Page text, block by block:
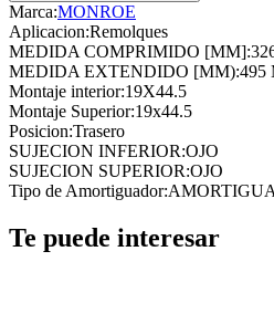
Marca:MONROE
Aplicacion:Remolques
MEDIDA COMPRIMIDO [MM]:
MEDIDA EXTENDIDO [MM):495
Montaje interior:19X44.5
Montaje Superior:19x44.5
Posicion:Trasero
SUJECION INFERIOR:OJO
SUJECION SUPERIOR:OJO
Tipo de Amortiguador:
Te puede interesar